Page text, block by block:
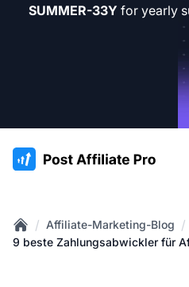
SUMMER-33Y for yearly
:site.title
Home
/ Affiliate-Marketing-Blog /
9 beste Zahlungsabwickler für